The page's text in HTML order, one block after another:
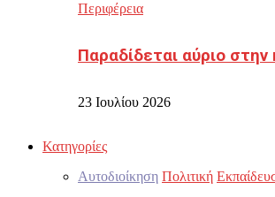
Περιφέρεια
Παραδίδεται αύριο
23 Ιουλίου 2026
Κατηγορίες
Αυτοδιοίκηση Πολιτική